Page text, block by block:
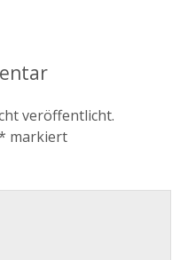
veröffentlicht.
markiert